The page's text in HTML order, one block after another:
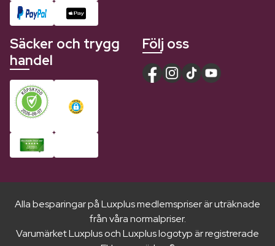
Säcker och trygg
handel
Följ oss
Alla besparingar på Luxplus medlemspriser är uträknade
från våra normalpriser.
Varumärket Luxplus och Luxplus logotyp är registrerade